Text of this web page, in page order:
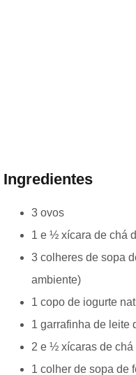
Ingredientes
3 ovos
1 e ½ xícara de chá
3 colheres de sopa
ambiente)
1 copo de iogurte
1 garrafinha de leite
2 e ½ xícaras de
1 colher de sopa de